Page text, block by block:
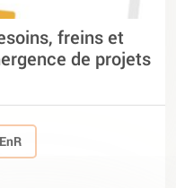
freins et
de projets